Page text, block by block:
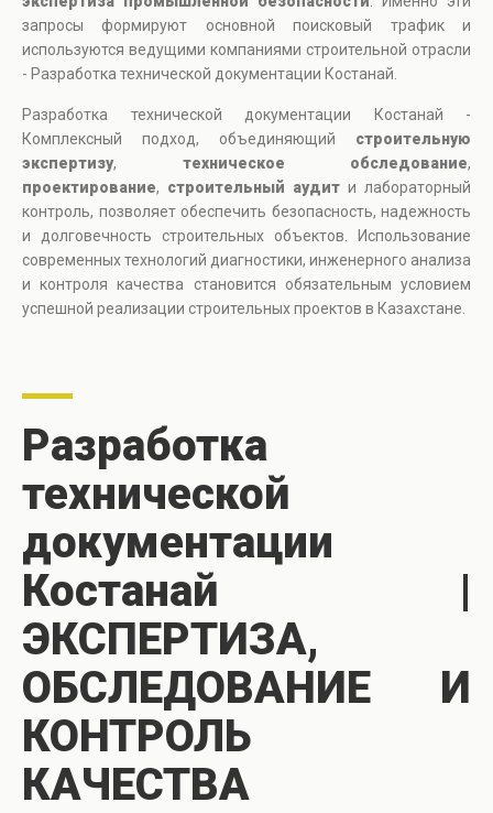
запросы формируют основной поисковый трафик и
используются ведущими компаниями строительной отрасли
- Разработка технической документации Костанай.
Разработка технической документации Костанай -
Комплексный подход, объединяющий строительную
экспертизу, техническое обследование,
проектирование, строительный аудит и лабораторный
контроль, позволяет обеспечить безопасность, надежность
и долговечность строительных объектов. Использование
современных технологий диагностики, инженерного анализа
и контроля качества становится обязательным условием
успешной реализации строительных проектов в Казахстане.
Разработка
технической
документации
Костанай |
ЭКСПЕРТИЗА,
ОБСЛЕДОВАНИЕ И
КОНТРОЛЬ
КАЧЕСТВА